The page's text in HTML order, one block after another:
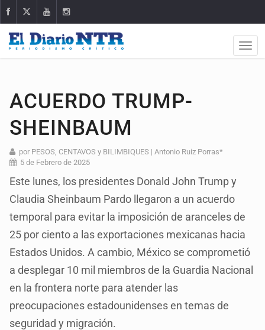
ACUERDO TRUMP-
SHEINBAUM
por PESOS, CENTAVOS y BILIMBIQUES | Antonio Ruiz Porras*
5 de Febrero de 2025
Este lunes, los presidentes Donald John Trump y
Claudia Sheinbaum Pardo llegaron a un acuerdo
temporal para evitar la imposición de aranceles de
25 por ciento a las exportaciones mexicanas hacia
Estados Unidos. A cambio, México se comprometió
a desplegar 10 mil miembros de la Guardia Nacional
en la frontera norte para atender las
preocupaciones estadounidenses en temas de
seguridad y migración.